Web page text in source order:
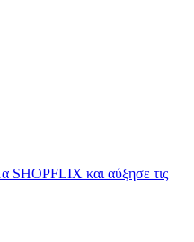
SHOPFLIX και αύξησε τις